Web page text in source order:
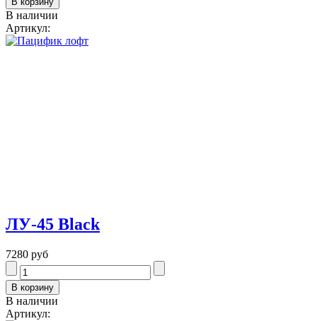
В наличии
Артикул:
ЛУ-45 Black
7280 руб
В наличии
Артикул: